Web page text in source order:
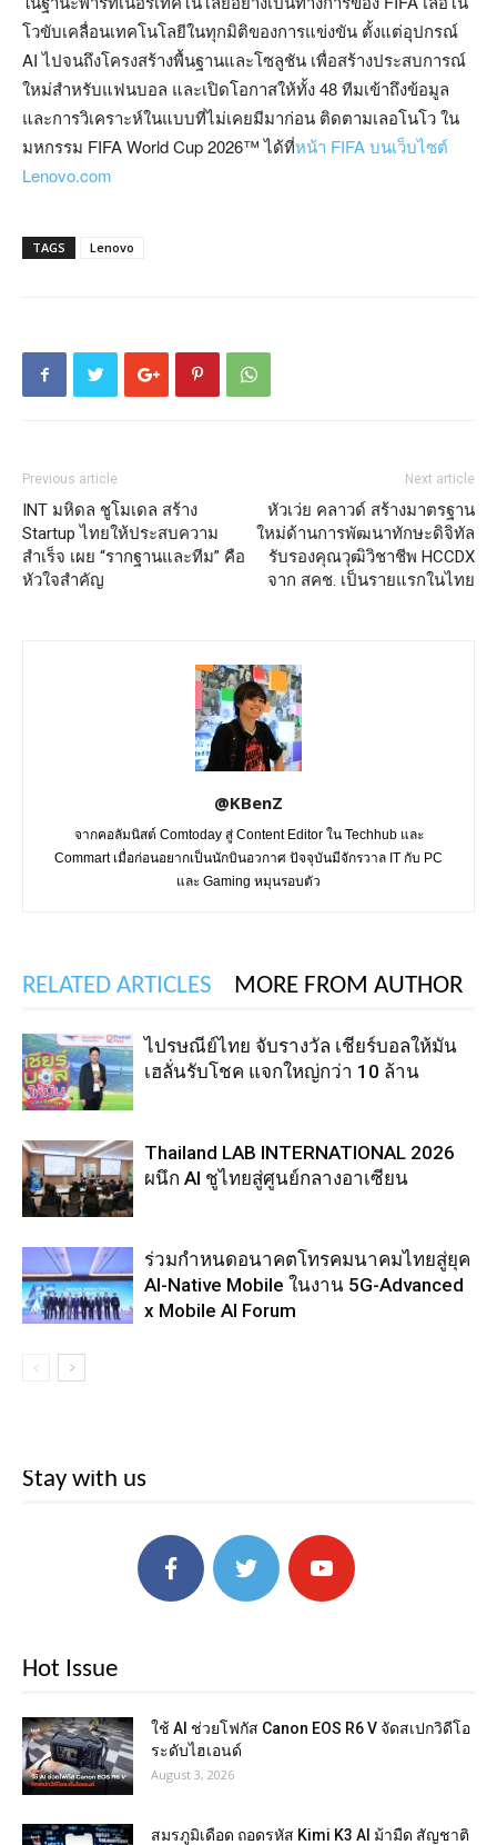
โวขับเคลื่อนเทคโนโลยีในทุกมิติของการแข่งขัน ตั้งแต่อุปกรณ์
AI ไปจนถึงโครงสร้างพื้นฐานและโซลูชัน เพื่อสร้างประสบการณ์
ใหม่สำหรับแฟนบอล และเปิดโอกาสให้ทั้ง 48 ทีมเข้าถึงข้อมูล
และการวิเคราะห์ในแบบที่ไม่เคยมีมาก่อน ติดตามเลอโนโว ใน
มหกรรม FIFA World Cup 2026™ ได้ที่หน้า FIFA บนเว็บไซต์
Lenovo.com
TAGS Lenovo
Previous article
INT มหิดล ชูโมเดล สร้าง
Startup ไทยให้ประสบความ
สำเร็จ เผย “รากฐานและทีม” คือ
หัวใจสำคัญ
Next article
หัวเว่ย คลาวด์ สร้างมาตรฐาน
ใหม่ด้านการพัฒนาทักษะดิจิทัล
รับรองคุณวุฒิวิชาชีพ HCCDX
จาก สคช. เป็นรายแรกในไทย
@KBenZ
จากคอลัมนิสต์ Comtoday สู่ Content Editor ใน Techhub และ
Commart เมื่อก่อนอยากเป็นนักบินอวกาศ ปัจจุบันมีจักรวาล IT กับ PC
และ Gaming หมุนรอบตัว
RELATED ARTICLES MORE FROM AUTHOR
ไปรษณีย์ไทย จับรางวัล เชียร์บอลให้มัน
เฮลั่นรับโชค แจกใหญ่กว่า 10 ล้าน
Thailand LAB INTERNATIONAL 2026
ผนึก AI ชูไทยสู่ศูนย์กลางอาเซียน
ร่วมกำหนดอนาคตโทรคมนาคมไทยสู่ยุค
AI-Native Mobile ในงาน 5G-Advanced
x Mobile AI Forum
Stay with us
Hot Issue
ใช้ AI ช่วยโฟกัส Canon EOS R6 V จัดสเปกวิดีโอ
ระดับไฮเอนด์
August 3, 2026
สมรภูมิเดือด ถอดรหัส Kimi K3 AI ม้ามืด สัญชาติ